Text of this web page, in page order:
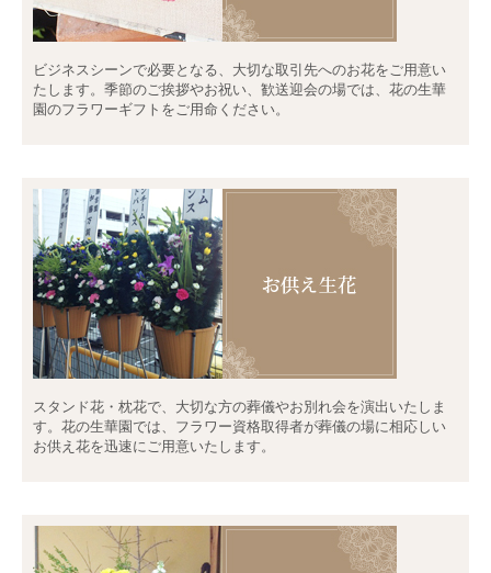
ビジネスシーンで必要となる、大切な取引先へのお花をご用意い
たします。季節のご挨拶やお祝い、歓送迎会の場では、花の生華
園のフラワーギフトをご用命ください。
スタンド花・枕花で、大切な方の葬儀やお別れ会を演出いたしま
す。花の生華園では、フラワー資格取得者が葬儀の場に相応しい
お供え花を迅速にご用意いたします。